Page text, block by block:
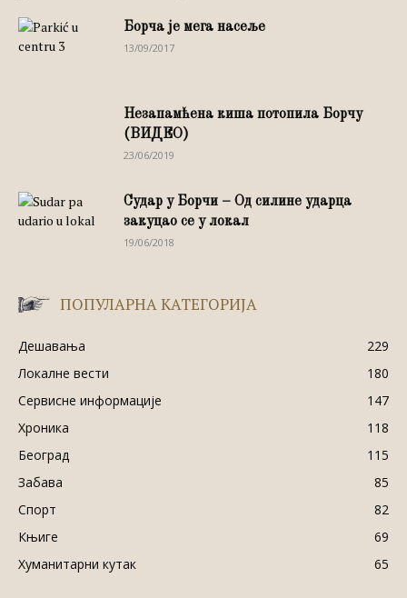
Борча је мега насеље
13/09/2017
Незапамћена киша потопила Борчу
(ВИДЕО)
23/06/2019
Судар у Борчи – Од силине ударца
закуцао се у локал
19/06/2018
ПОПУЛАРНА КАТЕГОРИЈА
Дешавања
229
Локалне вести
180
Сервисне информације
147
Хроника
118
Београд
115
Забава
85
Спорт
82
Књиге
69
Хуманитарни кутак
65